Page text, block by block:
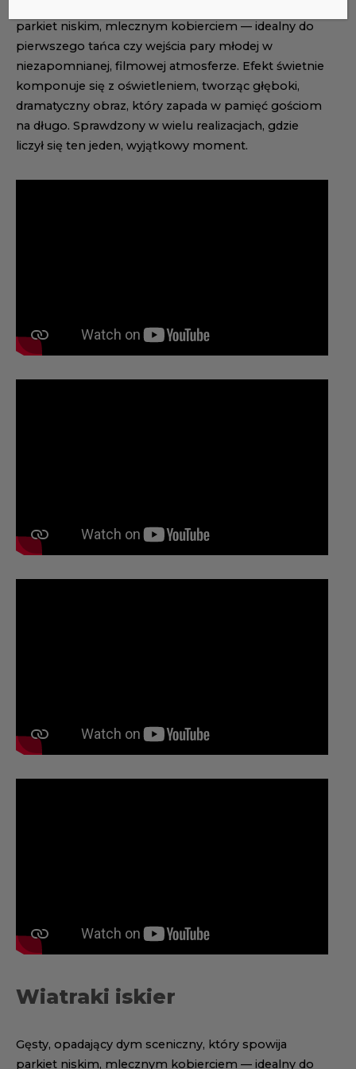
parkiet niskim, mlecznym kobierciem — idealny do
pierwszego tańca czy wejścia pary młodej w
niezapomnianej, filmowej atmosferze. Efekt świetnie
komponuje się z oświetleniem, tworząc głęboki,
dramatyczny obraz, który zapada w pamięć gościom
na długo. Sprawdzony w wielu realizacjach, gdzie
liczył się ten jeden, wyjątkowy moment.
Wiatraki iskier
Gęsty, opadający dym sceniczny, który spowija
parkiet niskim, mlecznym kobierciem — idealny do